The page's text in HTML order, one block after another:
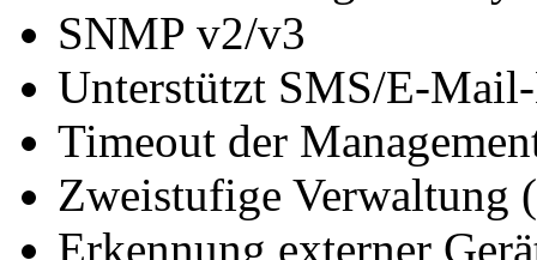
SNMP v2/v3
Unterstützt SMS/E-
Timeout der
Zweistufige Verwaltung
Erkennung externer